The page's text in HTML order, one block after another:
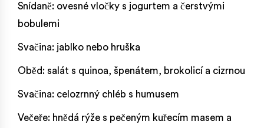
Snídaně: ovesné vločky s jogurtem a čerstvými
bobulemi
Svačina: jablko nebo hruška
Oběd: salát s quinoa, špenátem, brokolicí a cizrnou
Svačina: celozrnný chléb s humusem
Večeře: hnědá rýže s pečeným kuřecím masem a